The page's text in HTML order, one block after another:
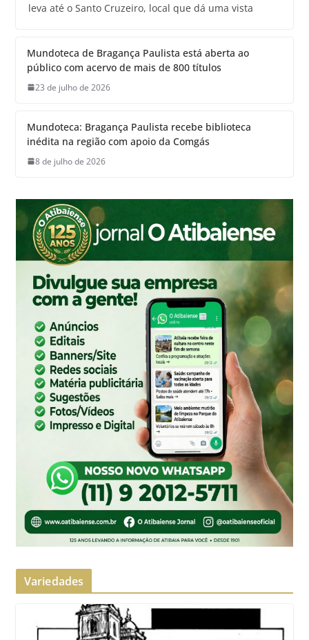
leva até o Santo Cruzeiro, local que dá uma vista
Mundoteca de Bragança Paulista está aberta ao
público com acervo de mais de 800 títulos
23 de julho de 2026
Mundoteca: Bragança Paulista recebe biblioteca
inédita na região com apoio da Comgás
8 de julho de 2026
Variedades